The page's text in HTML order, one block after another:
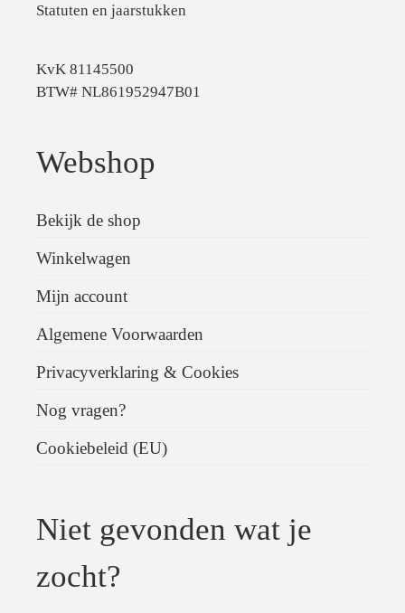
Statuten en jaarstukken
KvK 81145500
BTW# NL861952947B01
Webshop
Bekijk de shop
Winkelwagen
Mijn account
Algemene Voorwaarden
Privacyverklaring & Cookies
Nog vragen?
Cookiebeleid (EU)
Niet gevonden wat je
zocht?